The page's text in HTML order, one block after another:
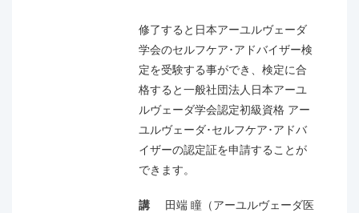
修了すると日本アーユルヴェーダ
学会のセルフケア･アドバイザー検
定を受験する事ができ、検定に合
格すると一般社団法人日本アーユ
ルヴェーダ学会認定初級資格 アー
ユルヴェーダ･セルフケア･アドバ
イザーの認定証を申請することが
できます。
講
田端 瞳（アーユルヴェーダ医